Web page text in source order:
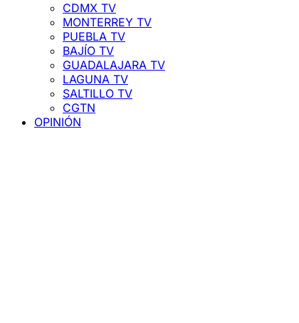
CDMX TV
MONTERREY TV
PUEBLA TV
BAJÍO TV
GUADALAJARA TV
LAGUNA TV
SALTILLO TV
CGTN
OPINIÓN